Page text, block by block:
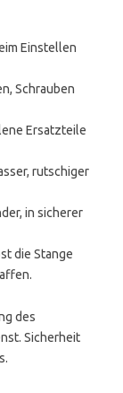
Einstellen
Schrauben
Ersatzteile
rutschiger
in sicherer
die Stange
des
Sicherheit